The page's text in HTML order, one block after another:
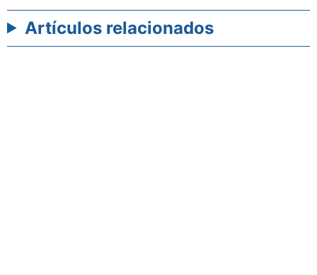
Artículos relacionados